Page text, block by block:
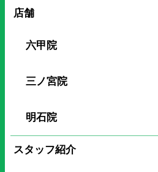
店舗
六甲院
三ノ宮院
明石院
スタッフ紹介